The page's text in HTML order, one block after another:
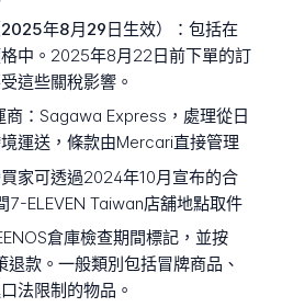
年8月29日生效）： 包括在
中。2025年8月22日前下單的訂
這些關稅影響。
： Sagawa Express，處理從日
運送，條款由Mercari直接管理
家可透過2024年10月宣布的合
7-ELEVEN Taiwan店舖地點取件
倉庫檢查期間標記，並按
款。一般類別包括冒牌商品、
法限制的物品。